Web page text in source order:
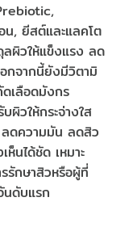
, ยีสต์และแลคโต
ผิวให้แข็งแรง ลด
กจากนี้ยังมีวิตามิ
เลือดมังกร
ผิวให้กระจ่างใส
ดความมัน ลดสิว
นได้ชัด เหมาะ
รักษาสิวหรือผู้ที่
นดับแรก